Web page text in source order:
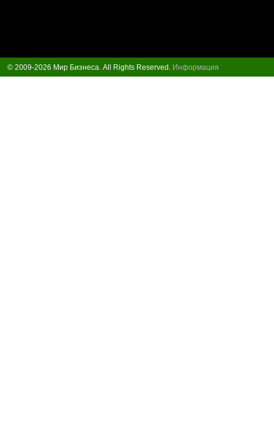
© 2009-2026 Мир Бизнеса. All Rights Reserved. Информация